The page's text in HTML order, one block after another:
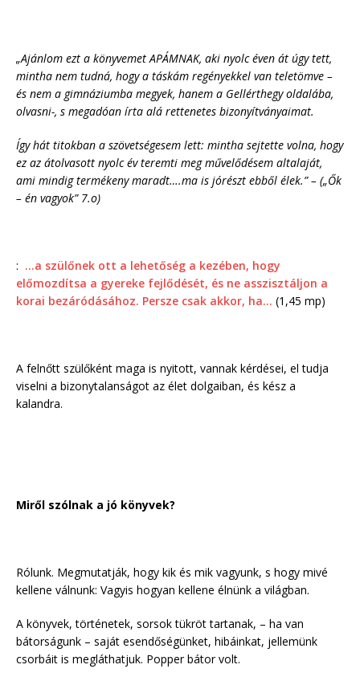
„Ajánlom ezt a könyvemet APÁMNAK, aki nyolc éven át úgy tett,
mintha nem tudná, hogy a táskám regényekkel van teletömve –
és nem a gimnáziumba megyek, hanem a Gellérthegy oldalába,
olvasni-, s megadóan írta alá rettenetes bizonyítványaimat.
Így hát titokban a szövetségesem lett: mintha sejtette volna, hogy
ez az átolvasott nyolc év teremti meg művelődésem altalaját,
ami mindig termékeny maradt….ma is jórészt ebből élek.” – („Ők
– én vagyok” 7.o)
: …a szülőnek ott a lehetőség a kezében, hogy
előmozdítsa a gyereke fejlődését, és ne asszisztáljon a
korai bezáródásához. Persze csak akkor, ha… (1,45 mp)
A felnőtt szülőként maga is nyitott, vannak kérdései, el tudja
viselni a bizonytalanságot az élet dolgaiban, és kész a
kalandra.
Miről szólnak a jó könyvek?
Rólunk. Megmutatják, hogy kik és mik vagyunk, s hogy mivé
kellene válnunk: Vagyis hogyan kellene élnünk a világban.
A könyvek, történetek, sorsok tükröt tartanak, – ha van
bátorságunk – saját esendőségünket, hibáinkat, jellemünk
csorbáit is megláthatjuk. Popper bátor volt.